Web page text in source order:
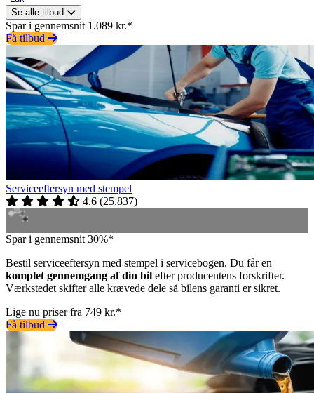
Se alle tilbud
Spar i gennemsnit 1.089 kr.*
Få tilbud
Serviceeftersyn med stempel
4.6 (25.837)
Spar i gennemsnit 30%*
Bestil serviceeftersyn med stempel i servicebogen. Du får en
komplet gennemgang af din bil efter producentens forskrifter.
Værkstedet skifter alle krævede dele så bilens garanti er sikret.
Lige nu priser fra 749 kr.*
Få tilbud